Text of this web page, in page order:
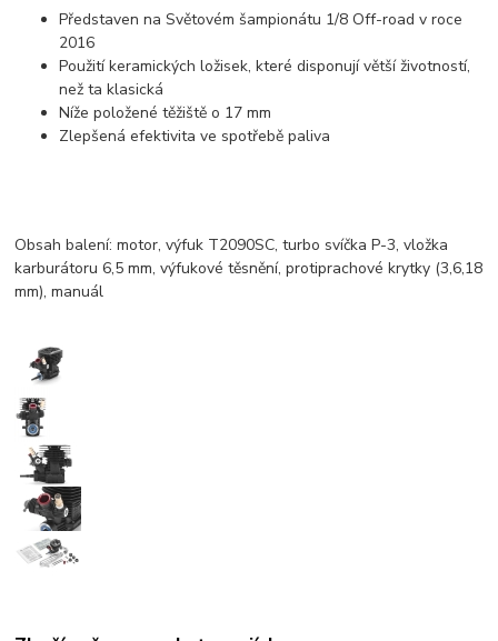
Představen na Světovém šampionátu 1/8 Off-road v roce
2016
Použití keramických ložisek, které disponují větší životností,
než ta klasická
Níže položené těžiště o 17 mm
Zlepšená efektivita ve spotřebě paliva
Obsah balení: motor, výfuk T2090SC, turbo svíčka P-3, vložka
karburátoru 6,5 mm, výfukové těsnění, protiprachové krytky (3,6,18
mm), manuál